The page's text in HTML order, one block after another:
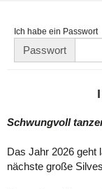
Ich habe ein Passwort
Passwort
Schwungvoll
Das Jahr 2026 geht
nächste große